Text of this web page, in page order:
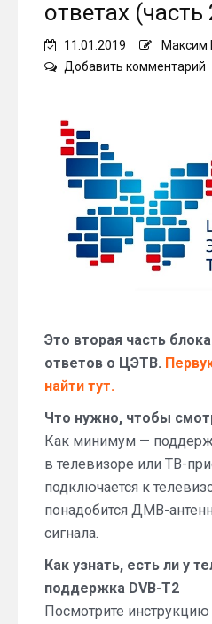
ответах (часть
11.01.2019 Максим
Добавить комментарий
и
Это вторая часть
ответов о ЦЭТВ.
найти тут.
Что нужно, чтобы
Как минимум —
в телевизоре или ТВ-
подключается к
понадобится ДМВ-
сигнала.
Как узнать, есть ли у
поддержка DVB-T2
Посмотрите инструкцию